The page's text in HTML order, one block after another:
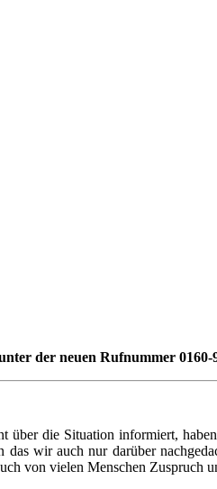
der neuen Rufnummer 0160-
die Situation informiert,
wir auch nur darüber
von vielen Menschen Zuspruch